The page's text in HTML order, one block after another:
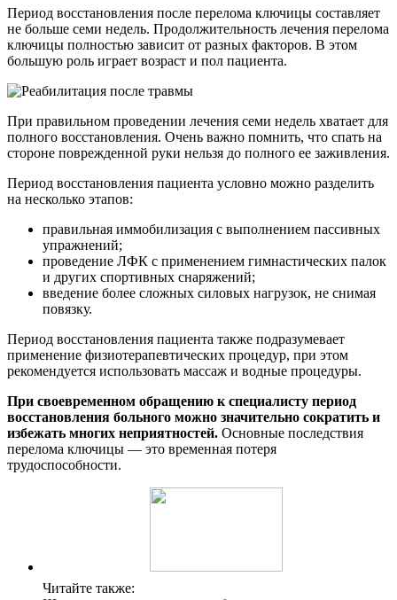
Период восстановления после перелома ключицы составляет
не больше семи недель. Продолжительность лечения перелома
ключицы полностью зависит от разных факторов. В этом
большую роль играет возраст и пол пациента.
При правильном проведении лечения семи недель хватает для
полного восстановления. Очень важно помнить, что спать на
стороне поврежденной руки нельзя до полного ее заживления.
Период восстановления пациента условно можно разделить
на несколько этапов:
правильная иммобилизация с выполнением пассивных
упражнений;
проведение ЛФК с применением гимнастических палок
и других спортивных снаряжений;
введение более сложных силовых нагрузок, не снимая
повязку.
Период восстановления пациента также подразумевает
применение физиотерапевтических процедур, при этом
рекомендуется использовать массаж и водные процедуры.
При своевременном обращению к специалисту период
восстановления больного можно значительно сократить и
избежать многих неприятностей. Основные последствия
перелома ключицы — это временная потеря
трудоспособности.
Читайте также: